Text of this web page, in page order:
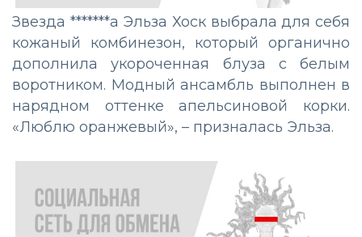
Звезда *******а Эльза Хоск выбрала для себя
кожаный комбинезон, который органично
дополнила укороченная блуза с белым
воротником. Модный ансамбль выполнен в
нарядном оттенке апельсиновой корки.
«Люблю оранжевый», – призналась Эльза.